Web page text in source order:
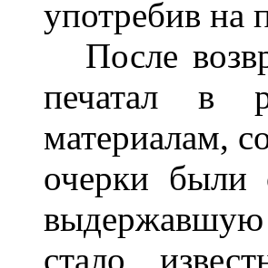
употребив на
После
печатал в
материалам,
очерки были
стало